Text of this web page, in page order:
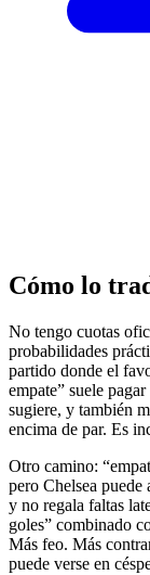
Cómo lo
No tengo cuotas
probabilidades
partido donde el
empate” suele
sugiere, y también
encima de par. Es
Otro camino:
pero Chelsea puede
y no regala faltas
goles” combinado
Más feo. Más
puede verse en